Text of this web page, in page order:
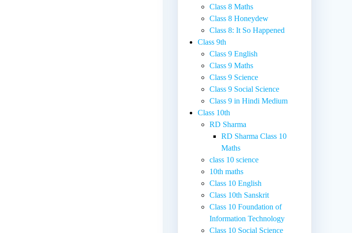
Class 8 Maths
Class 8 Honeydew
Class 8: It So Happened
Class 9th
Class 9 English
Class 9 Maths
Class 9 Science
Class 9 Social Science
Class 9 in Hindi Medium
Class 10th
RD Sharma
RD Sharma Class 10
Maths
class 10 science
10th maths
Class 10 English
Class 10th Sanskrit
Class 10 Foundation of
Information Technology
Class 10 Social Science